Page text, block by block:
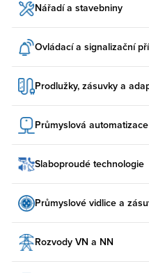
Nářadí a stavebniny
Ovládací a signalizační
Prodlužky, zásuvky a
Průmyslová automatizace
Slaboproudé technologie
Průmyslové vidlice a
Rozvody VN a NN